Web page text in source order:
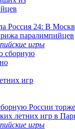
Россия 24: В
паралимпийцев
игры
России
летних игр в
игры